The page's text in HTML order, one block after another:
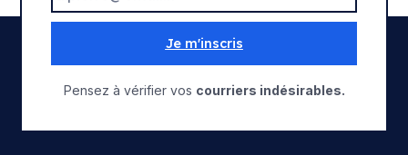
Je m'inscris
Pensez à vérifier vos courriers indésirables.